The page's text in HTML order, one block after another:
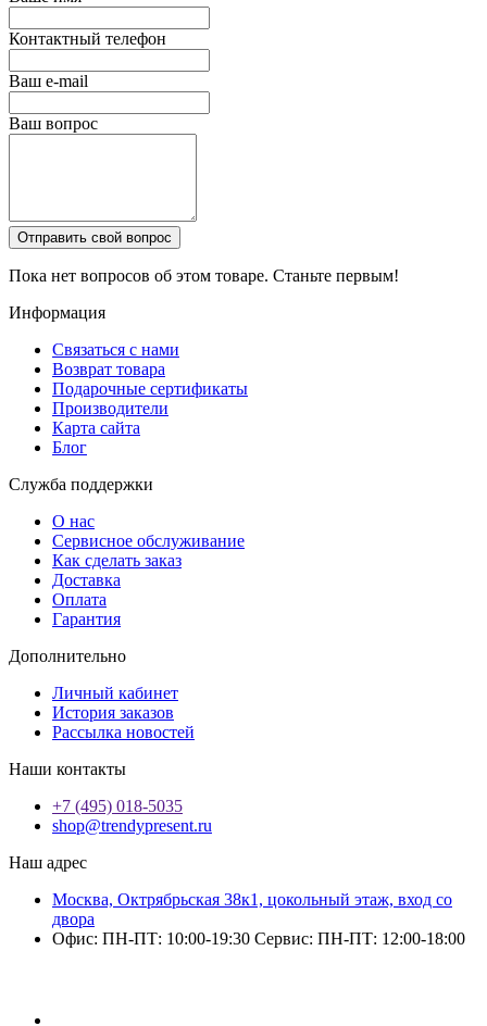
Контактный телефон
Ваш e-mail
Ваш вопрос
Отправить свой вопрос
Пока нет вопросов об этом товаре. Станьте первым!
Информация
Связаться с нами
Возврат товара
Подарочные сертификаты
Производители
Карта сайта
Блог
Служба поддержки
О нас
Сервисное обслуживание
Как сделать заказ
Доставка
Оплата
Гарантия
Дополнительно
Личный кабинет
История заказов
Рассылка новостей
Наши контакты
+7 (495) 018-5035
shop@trendypresent.ru
Наш адрес
Москва, Октрябрьская 38к1, цокольный этаж, вход со
двора
Офис: ПН-ПТ: 10:00-19:30 Сервис: ПН-ПТ: 12:00-18:00